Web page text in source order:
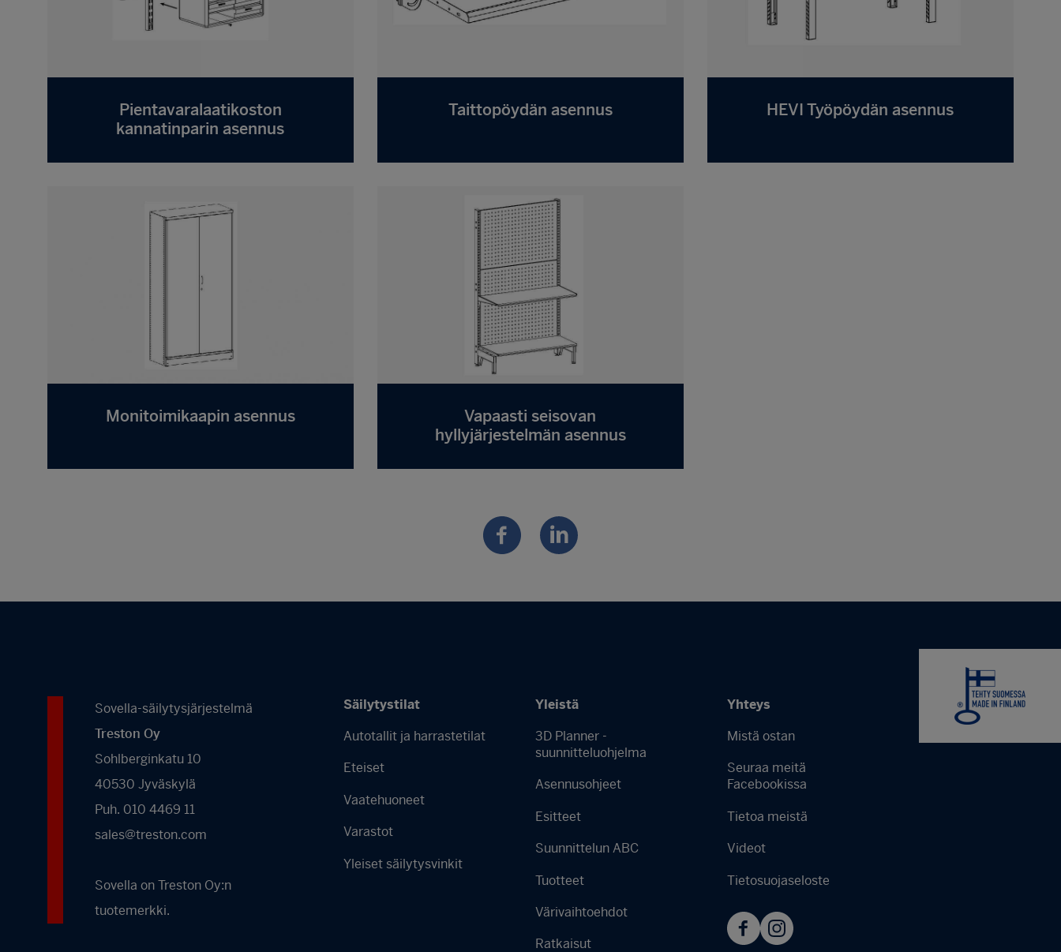
Pientavaralaatikoston
kannatinparin asennus
Taittopöydän asennus HEVI Työpöydän asennus
Monitoimikaapin asennus
Vapaasti seisovan
hyllyjärjestelmän asennus
Sovella-säilytysjärjestelmä
Treston Oy
Sohlberginkatu 10
40530 Jyväskylä
Puh. 010 4469 11
sales@treston.com
Sovella on Treston Oy:n
tuotemerkki.
Footer
menu
-
Finnish
Säilytystilat
Autotallit ja harrastetilat
Eteiset
Vaatehuoneet
Varastot
Yleiset säilytysvinkit
Yleistä
3D Planner -
suunnitteluohjelma
Asennusohjeet
Esitteet
Suunnittelun ABC
Tuotteet
Värivaihtoehdot
Ratkaisut
Yhteys
Mistä ostan
Seuraa meitä
Facebookissa
Tietoa meistä
Videot
Tietosuojaseloste